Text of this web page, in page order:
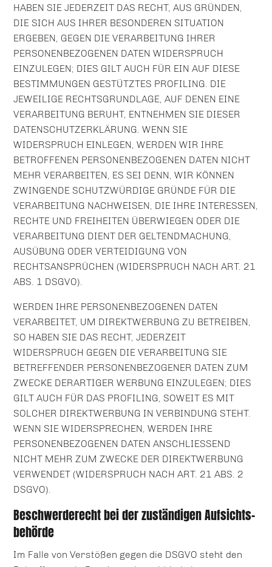
HABEN SIE JEDERZEIT DAS RECHT, AUS GRÜNDEN,
DIE SICH AUS IHRER BESONDEREN SITUATION
ERGEBEN, GEGEN DIE VERARBEITUNG IHRER
PERSONENBEZOGENEN DATEN WIDERSPRUCH
EINZULEGEN; DIES GILT AUCH FÜR EIN AUF DIESE
BESTIMMUNGEN GESTÜTZTES PROFILING. DIE
JEWEILIGE RECHTSGRUNDLAGE, AUF DENEN EINE
VERARBEITUNG BERUHT, ENTNEHMEN SIE DIESER
DATENSCHUTZERKLÄRUNG. WENN SIE
WIDERSPRUCH EINLEGEN, WERDEN WIR IHRE
BETROFFENEN PERSONENBEZOGENEN DATEN NICHT
MEHR VERARBEITEN, ES SEI DENN, WIR KÖNNEN
ZWINGENDE SCHUTZWÜRDIGE GRÜNDE FÜR DIE
VERARBEITUNG NACHWEISEN, DIE IHRE INTERESSEN,
RECHTE UND FREIHEITEN ÜBERWIEGEN ODER DIE
VERARBEITUNG DIENT DER GELTENDMACHUNG,
AUSÜBUNG ODER VERTEIDIGUNG VON
RECHTSANSPRÜCHEN (WIDERSPRUCH NACH ART. 21
ABS. 1 DSGVO).
WERDEN IHRE PERSONENBEZOGENEN DATEN
VERARBEITET, UM DIREKTWERBUNG ZU BETREIBEN,
SO HABEN SIE DAS RECHT, JEDERZEIT
WIDERSPRUCH GEGEN DIE VERARBEITUNG SIE
BETREFFENDER PERSONENBEZOGENER DATEN ZUM
ZWECKE DERARTIGER WERBUNG EINZULEGEN; DIES
GILT AUCH FÜR DAS PROFILING, SOWEIT ES MIT
SOLCHER DIREKTWERBUNG IN VERBINDUNG STEHT.
WENN SIE WIDERSPRECHEN, WERDEN IHRE
PERSONENBEZOGENEN DATEN ANSCHLIESSEND
NICHT MEHR ZUM ZWECKE DER DIREKTWERBUNG
VERWENDET (WIDERSPRUCH NACH ART. 21 ABS. 2
DSGVO).
Beschwerde­recht bei der zuständigen Aufsichts­
behörde
Im Falle von Verstößen gegen die DSGVO steht den